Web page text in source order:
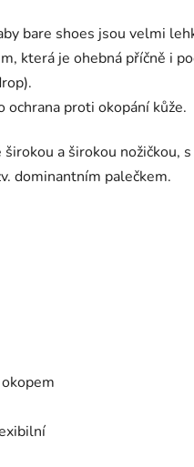
bare shoes jsou velmi
která je ohebná příčně i
ochrana proti okopání kůže.
a širokou nožičkou,
dominantním palečkem.